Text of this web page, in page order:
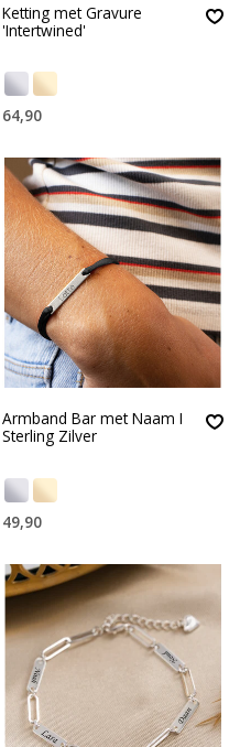
Ketting met Gravure
'Intertwined'
64,90
Armband Bar met Naam I
Sterling Zilver
49,90